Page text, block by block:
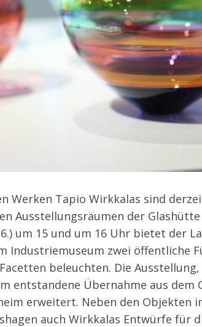
Werken Tapio Wirkkalas sind
Ausstellungsräumen der Glashütte
) um 15 und um 16 Uhr bietet der
Industriemuseum zwei öffentliche
beleuchten. Die
entstandene Übernahme aus dem
erweitert. Neben den Objekten
auch Wirkkalas Entwürfe für